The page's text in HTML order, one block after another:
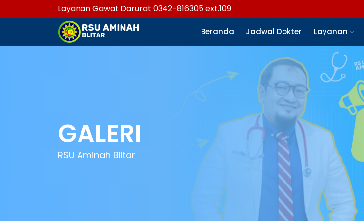
Layanan Gawat Darurat 0342-816305 ext.109
Beranda Jadwal Dokter Layanan
GALERI
RSU Aminah Blitar